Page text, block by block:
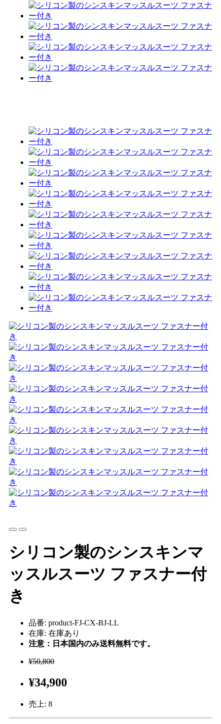
シリコン製のシンスキンマ
ッスルスーツ ファスナー付
き
品番: product-FJ-CX-BJ-LL
在庫: 在庫あり
注意：日本国内のみ送料無料です。
¥50,800
¥34,900
売上: 8